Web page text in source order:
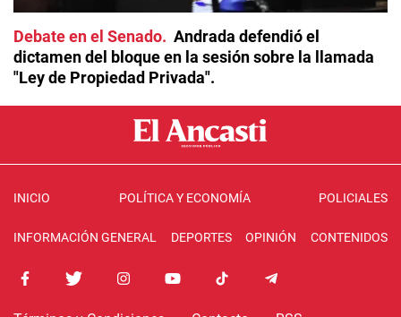
Debate en el Senado
Andrada defendió el
dictamen del bloque en la sesión sobre la llamada
"Ley de Propiedad Privada".
INICIO POLÍTICA Y ECONOMÍA POLICIALES
INFORMACIÓN GENERAL DEPORTES OPINIÓN CONTENIDOS